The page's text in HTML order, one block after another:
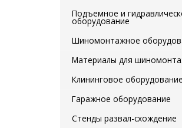
Подъемное и
оборудование
Шиномонтажное
Материалы для
Клининговое
Гаражное оборудование
Стенды развал-схождение